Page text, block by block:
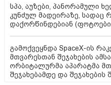
სპა, აუზები, პანორამული
კუნძულ მადეირაზე, სადაც
დაქორწინდებიან
გამოქვეყნდა SpaceX-ის
მთვარესთან შეჯახების
ორბიტალურმა აპარატმა
შეჯახებამდე და